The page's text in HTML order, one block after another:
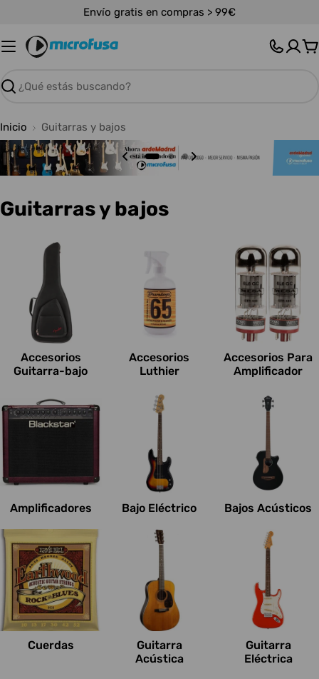
contenido
Envío gratis en compras > 99€
Buscar
Inicio Guitarras y bajos
C
e
s
:
Guitarras y bajos
Accesorios
Guitarra-bajo
Accesorios
Luthier
Accesorios Para
Amplificador
Amplificadores Bajo Eléctrico Bajos Acústicos
Cuerdas
Guitarra
Acústica
Guitarra
Eléctrica